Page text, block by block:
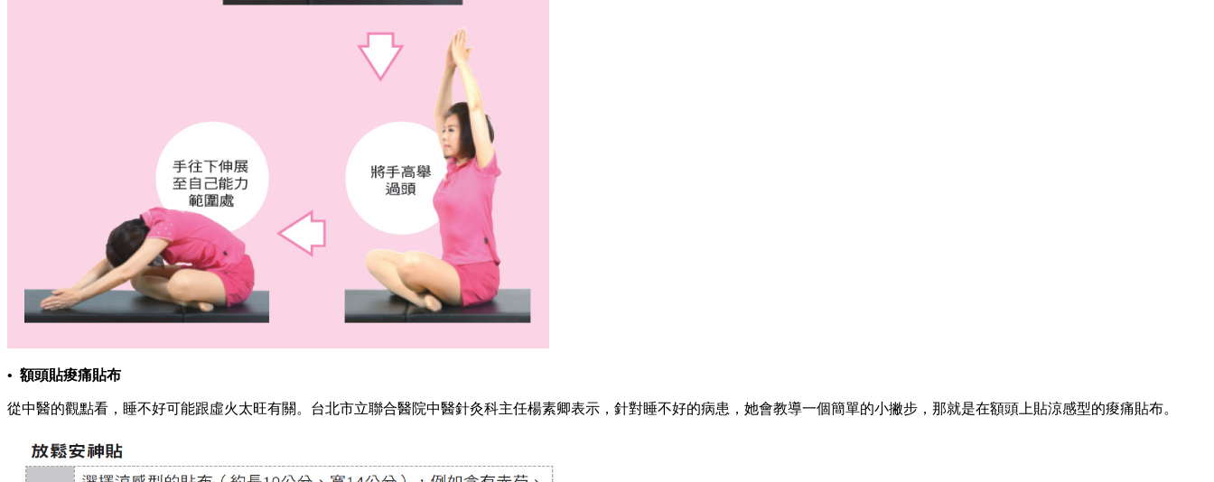
• 額頭貼痠痛貼布
從中醫的觀點看，睡不好可能跟虛火太旺有關。台北市立聯合醫院中醫針灸科主任楊素卿表示，針對睡不好的病患，她會教導一個簡單的小撇步，那就是在額頭上貼涼感型的痠痛貼布。